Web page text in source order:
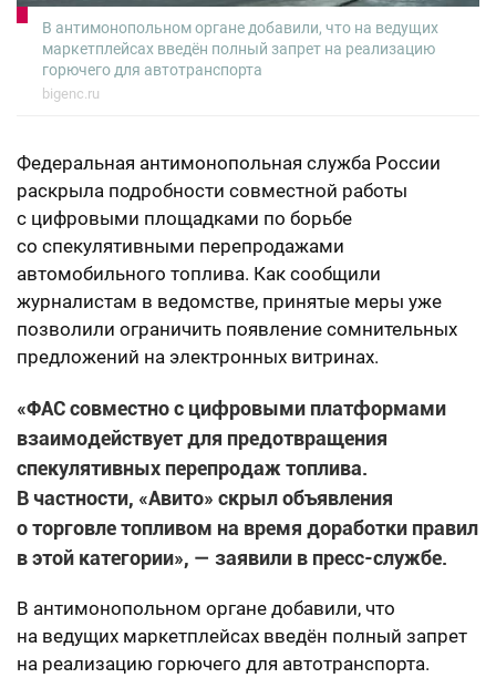
В антимонопольном органе добавили, что на ведущих
маркетплейсах введён полный запрет на реализацию
горючего для автотранспорта
bigenc.ru
Федеральная антимонопольная служба России
раскрыла подробности совместной работы
с цифровыми площадками по борьбе
со спекулятивными перепродажами
автомобильного топлива. Как сообщили
журналистам в ведомстве, принятые меры уже
позволили ограничить появление сомнительных
предложений на электронных витринах.
«ФАС совместно с цифровыми платформами
взаимодействует для предотвращения
спекулятивных перепродаж топлива.
В частности, «Авито» скрыл объявления
о торговле топливом на время доработки правил
в этой категории», — заявили в пресс-службе.
В антимонопольном органе добавили, что
на ведущих маркетплейсах введён полный запрет
на реализацию горючего для автотранспорта.